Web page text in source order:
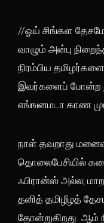
//ஓய் சிங்கள
வாழும் அன்பு
நிரம்பிய
இவர்களைப் போன்ற
எங்ஙனமடா காண
நாள் தவறாது
தொலைபேசியில்
ஃபிரான்ஸ் அல்ல;
தனித் தமிழீழத்
தோன்றுகிறது. ஆம்